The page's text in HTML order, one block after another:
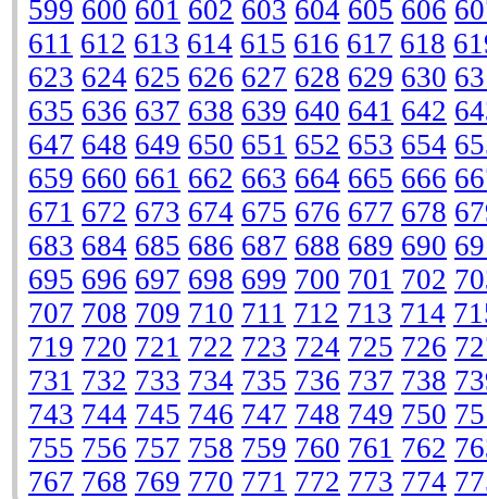
599 600 601 602 603 604 605 606
611 612 613 614 615 616 617 618
623 624 625 626 627 628 629 630
635 636 637 638 639 640 641 642
647 648 649 650 651 652 653 654
659 660 661 662 663 664 665 666
671 672 673 674 675 676 677 678
683 684 685 686 687 688 689 690
695 696 697 698 699 700 701 702
707 708 709 710 711 712 713 714
719 720 721 722 723 724 725 726
731 732 733 734 735 736 737 738
743 744 745 746 747 748 749 750
755 756 757 758 759 760 761 762
767 768 769 770 771 772 773 774